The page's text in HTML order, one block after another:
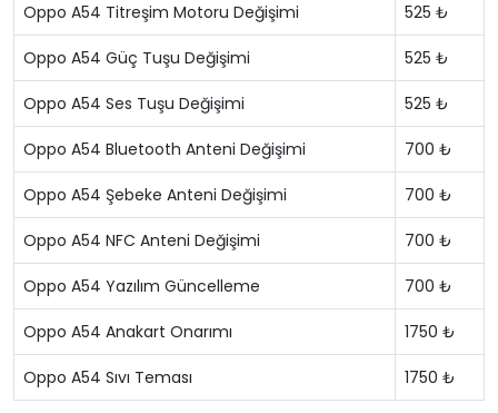
Oppo A54 Titreşim Motoru Değişimi 525 ₺
Oppo A54 Güç Tuşu Değişimi 525 ₺
Oppo A54 Ses Tuşu Değişimi 525 ₺
Oppo A54 Bluetooth Anteni Değişimi 700 ₺
Oppo A54 Şebeke Anteni Değişimi 700 ₺
Oppo A54 NFC Anteni Değişimi 700 ₺
Oppo A54 Yazılım Güncelleme 700 ₺
Oppo A54 Anakart Onarımı 1750 ₺
Oppo A54 Sıvı Teması 1750 ₺